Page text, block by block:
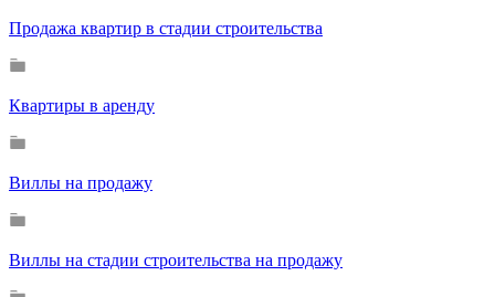
Продажа квартир в стадии строительства
Квартиры в аренду
Виллы на продажу
Виллы на стадии строительства на продажу